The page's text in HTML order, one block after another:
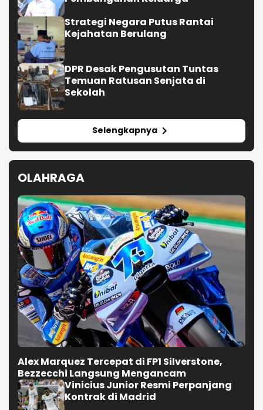
Strategi Negara Putus Rantai
Kejahatan Berulang
DPR Desak Pengusutan Tuntas
Temuan Ratusan Senjata di
Sekolah
Selengkapnya
OLAHRAGA
Alex Marquez Tercepat di FP1 Silverstone,
Bezzecchi Langsung Mengancam
Vinicius Junior Resmi Perpanjang
Kontrak di Madrid